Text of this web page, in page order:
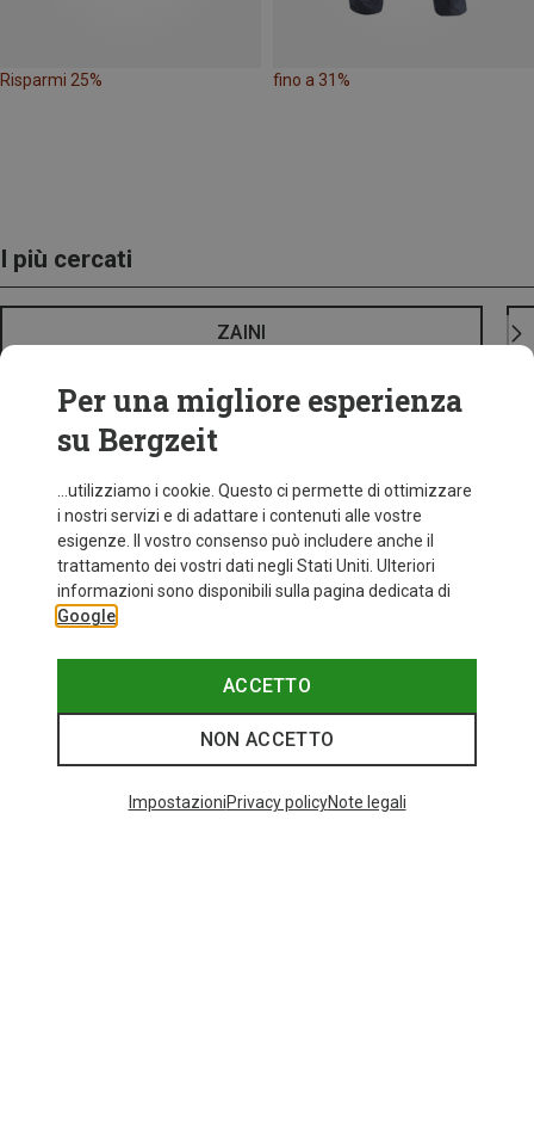
Risparmi 25% fino a 31%
I più cercati
ZAINI
Per una migliore esperienza
su Bergzeit
...utilizziamo i cookie. Questo ci permette di ottimizzare
i nostri servizi e di adattare i contenuti alle vostre
esigenze. Il vostro consenso può includere anche il
trattamento dei vostri dati negli Stati Uniti. Ulteriori
informazioni sono disponibili sulla pagina dedicata di
Google
ACCETTO
NON ACCETTO
ImpostazioniPrivacy policyNote legali